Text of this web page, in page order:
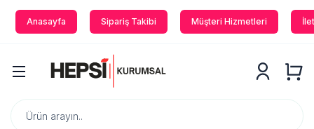
Anasayfa Sipariş Takibi Müşteri Hizmetleri